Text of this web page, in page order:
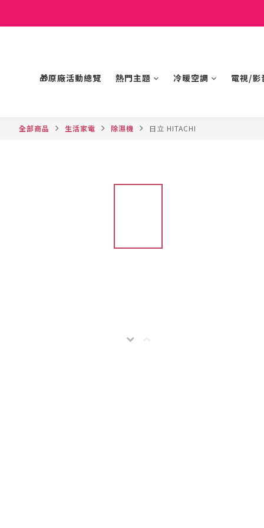
🎁原廠活動總覽 熱門主題 冷暖空調 電視/影
全部商品 生活家電 除濕機 日立 HITACHI